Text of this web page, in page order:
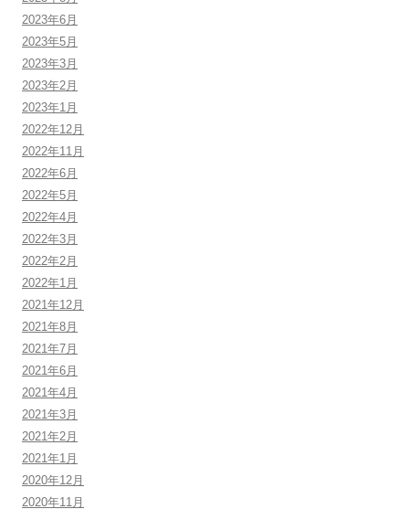
2023年6月
2023年5月
2023年3月
2023年2月
2023年1月
2022年12月
2022年11月
2022年6月
2022年5月
2022年4月
2022年3月
2022年2月
2022年1月
2021年12月
2021年8月
2021年7月
2021年6月
2021年4月
2021年3月
2021年2月
2021年1月
2020年12月
2020年11月